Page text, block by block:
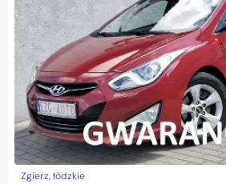
Zgierz, łódzkie